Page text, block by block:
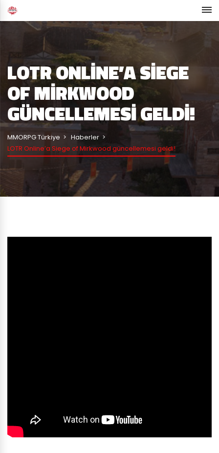
LOTR ONLINE’A SIEGE
OF MIRKWOOD
GÜNCELLEMESI GELDI!
MMORPG Türkiye
Haberler
LOTR Online’a Siege of Mirkwood güncellemesi geldi!